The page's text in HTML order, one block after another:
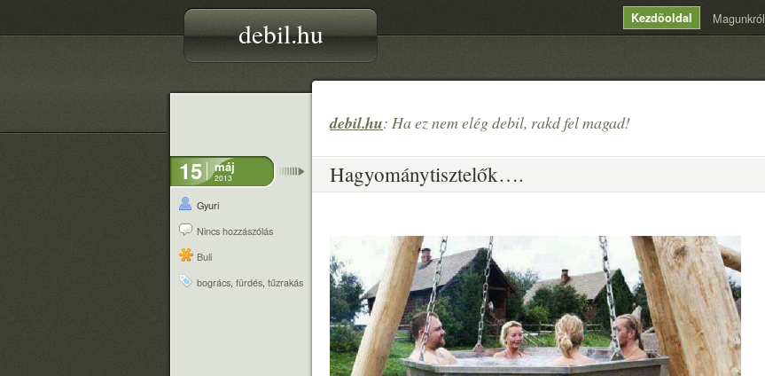
debil.hu Kezdõoldal Magunkról
debil.hu: Ha ez nem elég debil, rakd fel magad!
15 máj
2013
Gyuri
Nincs hozzászólás
Buli
bogrács, fürdés, tűzrakás
Hagyománytisztelők….